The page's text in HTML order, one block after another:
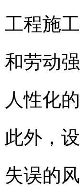
工程施
和劳动
人性化
此外，
失误的风